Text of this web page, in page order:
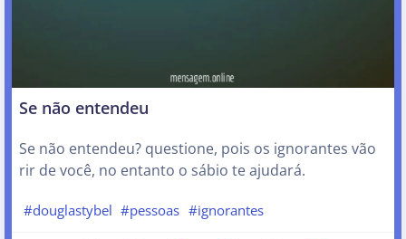
Se não entendeu
Se não entendeu? questione, pois os ignorantes vão
rir de você, no entanto o sábio te ajudará.
#douglastybel #pessoas #ignorantes